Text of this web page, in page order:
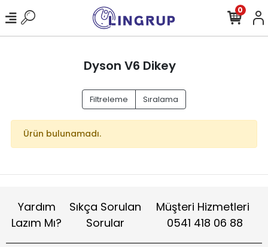
0
Dyson V6 Dikey
Filtreleme Sıralama
Ürün bulunamadı.
Yardım
Lazım Mı?
Sıkça Sorulan
Sorular
Müşteri Hizmetleri
0541 418 06 88